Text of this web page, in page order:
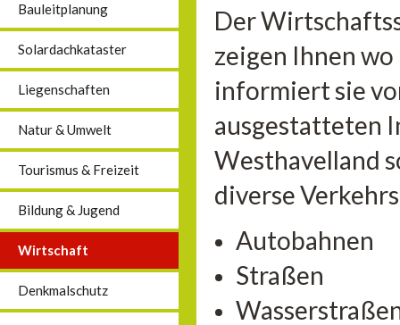
Bauleitplanung
Solardachkataster
Liegenschaften
Natur & Umwelt
Tourismus & Freizeit
Bildung & Jugend
Wirtschaft
Denkmalschutz
Der
zeigen Ihnen
informiert sie
ausgestatteten
Westhavelland
diverse
Autobahnen
Straßen